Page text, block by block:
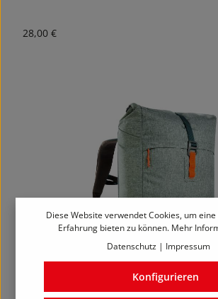
Regulärer Preis:
28,00 €
Diese Website verwendet Cookies, um
Erfahrung bieten zu können. Mehr
Datenschutz | Impressum
Konfigurieren